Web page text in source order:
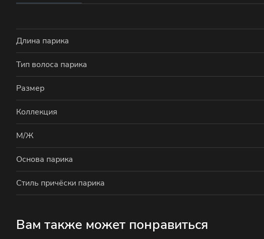
Длина парика
Тип волоса парика
Размер
Коллекция
М/Ж
Основа парика
Стиль причёски парика
Вам также может понравиться